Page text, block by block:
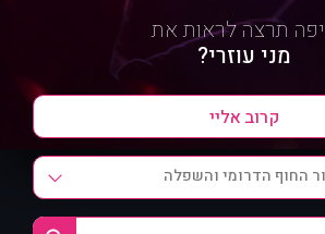
תרצה לראות את
מני עוזרי?
החוף הדרומי והשפלה